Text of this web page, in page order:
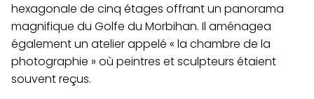
hexagonale de cinq étages offrant un panorama
magnifique du Golfe du Morbihan. Il aménagea
également un atelier appelé « la chambre de la
photographie » où peintres et sculpteurs étaient
souvent reçus.